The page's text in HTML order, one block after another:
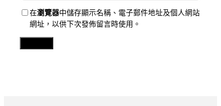
在瀏覽器中儲存顯示名稱、電子郵件地址及個人網站
網址，以供下次發佈留言時使用。